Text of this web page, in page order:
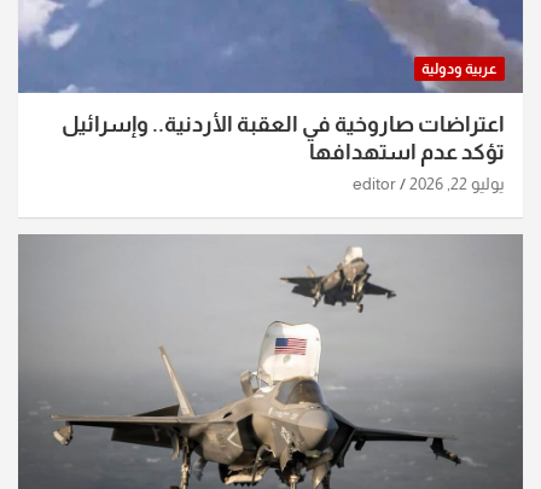
عربية ودولية
اعتراضات صاروخية في العقبة الأردنية.. وإسرائيل
تؤكد عدم استهدافها
يوليو 22, 2026 editor